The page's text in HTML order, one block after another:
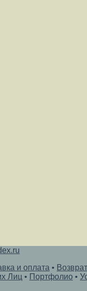
и оплата •
Лиц • Портфолио •